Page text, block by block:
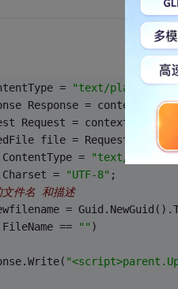
= "text/plain";
Response =
Request =
file = Request.Files[
=
"text/html"
;
=
"UTF-8" ;
件名 和描述
=
== "" )